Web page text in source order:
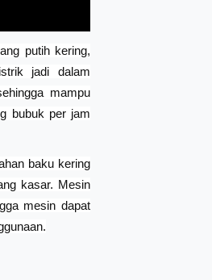
putih kering,
jadi dalam
mampu
bubuk per jam
baku kering
kasar. Mesin
mesin dapat